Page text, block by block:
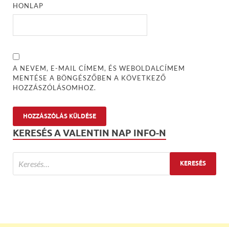
HONLAP
A NEVEM, E-MAIL CÍMEM, ÉS WEBOLDALCÍMEM
MENTÉSE A BÖNGÉSZŐBEN A KÖVETKEZŐ
HOZZÁSZÓLÁSOMHOZ.
KERESÉS A VALENTIN NAP INFO-N